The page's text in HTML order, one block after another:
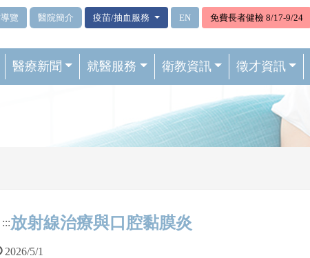
覽 醫院簡介 疫苗/抽血服務 EN 免費長者健檢 8/17-9/24
醫療新聞 就醫服務 衛教資訊 徵才資訊
:::放射線治療與口腔黏膜炎
2026/5/1